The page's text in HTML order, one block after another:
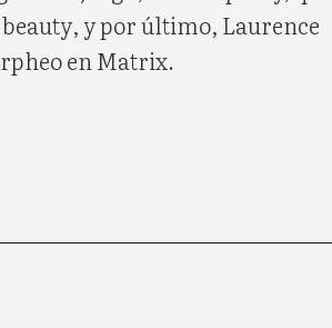
beauty, y por último, Laurence
en Matrix.